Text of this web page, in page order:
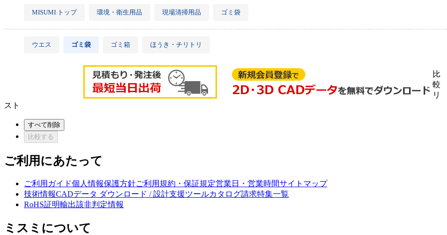
MISUMI トップ 環境・衛生用品 現場清掃用品 ゴミ袋
ウエス ゴミ袋 ゴミ箱 ほうき・チリトリ
見
比
較
リ
スト
すべて削除
比較する
ご利用にあたって
ご利用ガイド個人情報保護方針ご利用規約・保証規定営業日・営業時間サイトマップ
技術情報CADデータ ダウンロード / 設計支援ツールカタログ請求特集一覧
RoHS証明輸出該非判定情報
ミスミについて